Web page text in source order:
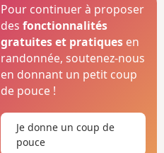
Pour continuer à proposer
desfonctionnalités
gratuites et pratiques en
randonnée, soutenez-nous
en donnant un petit coup
de pouce !
Je donne un coup de
pouce